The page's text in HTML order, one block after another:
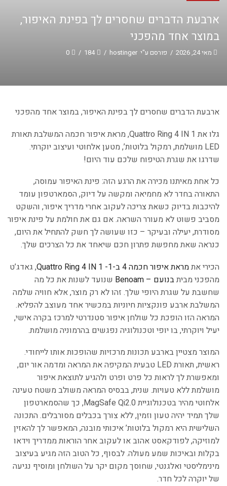
ארבעת הדברים שחסרים לך בפינת האיפור,
במוצר אחד מהפכני
מאי 24, 2026 / פורסם ע"י hostinger
/
184
/
0
ארבעת הדברים שחסרים לך בפינת האיפור, במוצר אחד מהפכני
גלו את Quattro Ring 4 IN 1, מראת איפור חכמה המשלבת תאורת
LED מושלמת, רמקול בלוטות’, מטען אלחוטי ועיצוב יוקרתי.
שדרגו את שגרת הטיפוח שלכם עוד היום!
כל אחת מאיתנו מכירה את הרגע הזה: פינת האיפור עמוסה,
התאורה בחדר לא מחמיאה ומקשה על דיוק, הסמארטפון עומד
להיכבות בדיוק כשאת צריכה לעקוב אחרי מדריך איפור, והשקט
מסביב פשוט לא מעורר השראה. אם גם את חולמת על פינת איפור
מסודרת, יעילה ובעיקר – כזו שעושה לך חשק להתחיל את היום,
כנראה שאת מחפשת פתרון חכם שיאחד את כל הצרכים שלך.
הכירי אתמראת איפור חכמה 4 ב-1- Quattro Ring 4 IN 1
, גאדג’ט
מהפכני מביתבנועם – Benoam
שנועד לשנות את כל מה
שחשבת על שגרת היופי שלך. זהו לא רק מוצר, אלא חוויה שלמה
המשלבת ארבע פונקציות חיוניות במכשיר אחד מעוצב להפליא.
המראה הזו הופכת כל שולחן איפור סטנדרטי למרכז בקרה אישי,
יעיל ויוקרתי, בו יופי וטכנולוגיה נפגשים בהרמוניה מושלמת.
המוצר מצטיין בארבע תכונות מרכזיות שהופכות אותו לייחודי.
ראשית, תאורת LED טבעית המקיפה את המראה ומדמה אור יום,
ומאפשרת לך לראות כל פרט ופרט ולהגיע לתוצאת איפור
מושלמת ללא טעויות. שנית, בבסיס המראה משולב משטח טעינה
אלחוטי מהיר בטכנולוגיית MagSafe Qi2.0, כך שהסמארטפון
שלך תמיד יהיה טעון וזמין, ללא צורך בכבלים מסורבלים. התכונה
השלישית היא רמקול בלוטות’ איכותי מובנה, המאפשר לך להאזין
למוזיקה, לפודקאסט אהוב או לעקוב אחר הוראות ממדריך וידאו
בקלות ובאיכות שמע מעולה. לבסוף, כל הטוב הזה מגיע בעיצוב
מינימליסטי ואלגנטי, שחוסך מקום יקר על השולחן ומוסיף נגיעה
של יוקרה לכל חדר.